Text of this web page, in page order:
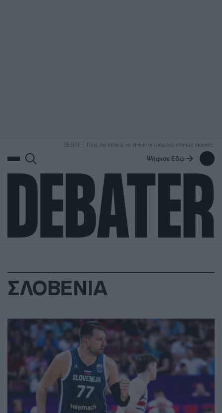
DEBATE: Πότε θα θέλατε να γίνουν οι επόμενες εθνικές εκλογές;
Ψήφισε Εδώ
ΣΛΟΒΕΝΙΑ